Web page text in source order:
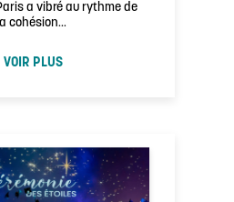
a vibré au rythme de
cohésion…
VOIR PLUS